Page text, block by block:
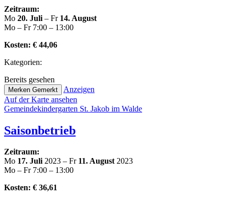
Zeitraum:
Mo 20. Juli – Fr 14. August
Mo – Fr 7:00 – 13:00
Kosten: € 44,06
Kate­go­rien:
Bereits gesehen
Merken Gemerkt
Anzeigen
Auf der Karte ansehen
Gemein­de­kin­der­gar­ten St. Jakob im Walde
Sai­son­be­trieb
Zeitraum:
Mo 17. Juli2023 – Fr 11. August2023
Mo – Fr 7:00 – 13:00
Kosten: € 36,61